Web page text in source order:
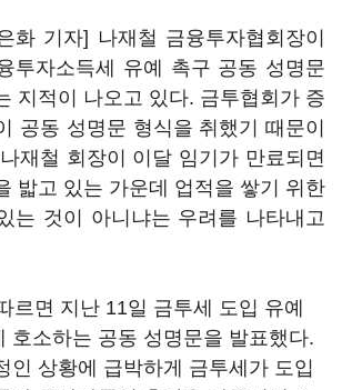
화 기자] 나재철 금융투자협회장이
투자소득세 유예 촉구 공동 성명문
지적이 나오고 있다. 금투협회가 증
공동 성명문 형식을 취했기 때문이
재철 회장이 이달 임기가 만료되면
밟고 있는 가운데 업적을 쌓기 위한
는 것이 아니냐는 우려를 나타내고
르면 지난 11일 금투세 도입 유예
호소하는 공동 성명문을 발표했다.
인 상황에 급박하게 금투세가 도입